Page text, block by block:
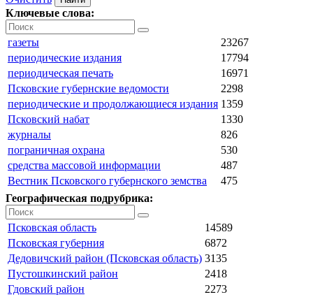
Ключевые слова:
газеты
23267
периодические издания
17794
периодическая печать
16971
Псковские губернские ведомости
2298
периодические и продолжающиеся издания 1359
Псковский набат
1330
журналы
826
пограничная охрана
530
средства массовой информации
487
Вестник Псковского губернского земства
475
Географическая подрубрика:
Псковская область
14589
Псковская губерния
6872
Дедовичский район (Псковская область) 3135
Пустошкинский район
2418
Гдовский район
2273